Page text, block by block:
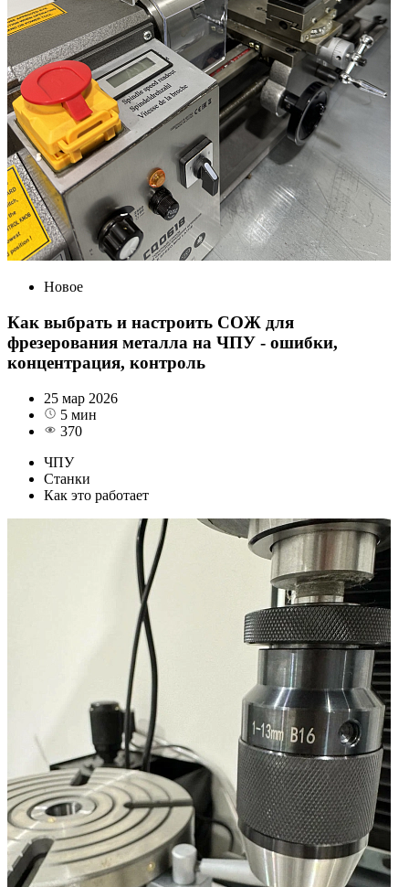
Новое
Как выбрать и настроить СОЖ для
фрезерования металла на ЧПУ - ошибки,
концентрация, контроль
25 мар 2026
5 мин
370
ЧПУ
Станки
Как это работает